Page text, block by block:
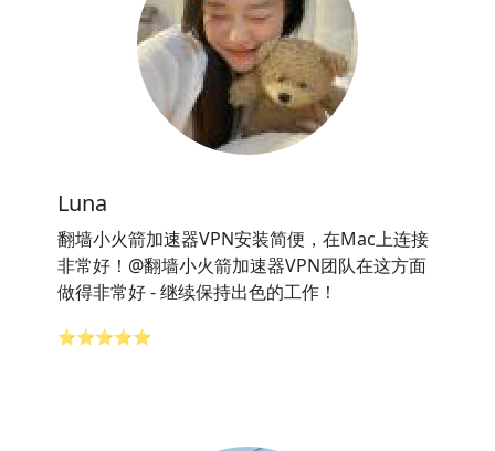
Luna
翻墙小火箭加速器VPN安装简便，在Mac上连接
非常好！@翻墙小火箭加速器VPN团队在这方面
做得非常好 - 继续保持出色的工作！
⭐⭐⭐⭐⭐